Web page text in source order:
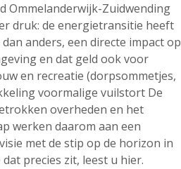
Ommelanderwijk-Zuidwending
druk: de energietransitie heeft
anders, een directe impact op
en dat geld ook voor
en recreatie (dorpsommetjes,
voormalige vuilstort De
overheden en het
werken daarom aan een
met de stip op de horizon in
dat precies zit, leest u hier.